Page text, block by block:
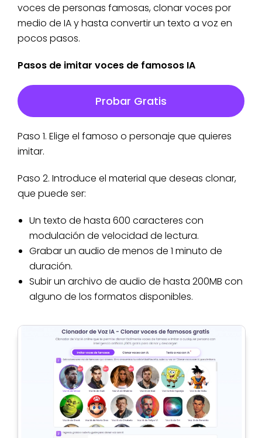
voces de personas famosas, clonar voces por
medio de IA y hasta convertir un texto a voz en
pocos pasos.
Pasos de imitar voces de famosos IA
Probar Gratis
Paso 1. Elige el famoso o personaje que quieres
imitar.
Paso 2. Introduce el material que deseas clonar,
que puede ser:
Un texto de hasta 600 caracteres con
modulación de velocidad de lectura.
Grabar un audio de menos de 1 minuto de
duración.
Subir un archivo de audio de hasta 200MB con
alguno de los formatos disponibles.